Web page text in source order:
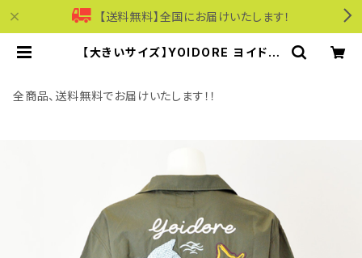
【送料無料】全国にお届けいたします！
【大きいサイズ】YOIDORE ヨイドレ
キー | モリワンワールドオンラインシ
ョップ｜ビジネス・カジュアル
全商品、送料無料でお届けいたします！！